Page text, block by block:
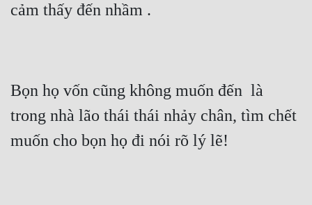
cảm thấy đến nhầm .
Bọn họ vốn cũng không muốn đến  là
trong nhà lão thái thái nhảy chân, tìm chết
muốn cho bọn họ đi nói rõ lý lẽ!